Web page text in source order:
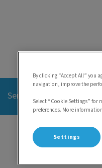
Homepage do Hospital do Gato
Serviços
By clicking “Accept All” you
navigation, improve the
Select “Cookie Settings”
preferences. More
Settings